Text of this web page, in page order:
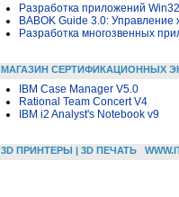
Разработка приложений
BABOK Guide 3.0:
Разработка многозвенных
МАГАЗИН СЕРТИФИКАЦИОННЫХ
IBM Case Manager V5.0
Rational Team Concert V4
IBM i2 Analyst's Notebook v9
3D ПРИНТЕРЫ | 3D ПЕЧАТЬ